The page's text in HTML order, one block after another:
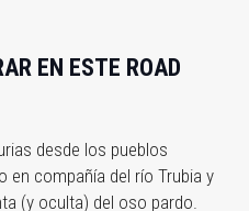
EN ESTE ROAD
desde los pueblos
en compañía del río Trubia y
(y oculta) del oso pardo.